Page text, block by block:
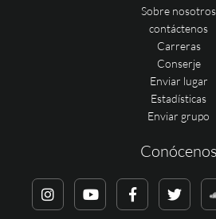
Sobre nosotros
contáctenos
Carreras
Conserje
Enviar lugar
Estadísticas
Enviar grupo
Conócenos